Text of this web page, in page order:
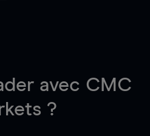
avec CMC
?